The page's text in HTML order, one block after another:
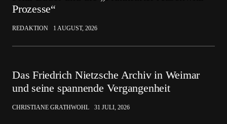
Prozesse“
REDAKTION 1 AUGUST, 2026
Das Friedrich Nietzsche Archiv in Weimar
und seine spannende Vergangenheit
CHRISTIANE GRATHWOHL 31 JULI, 2026